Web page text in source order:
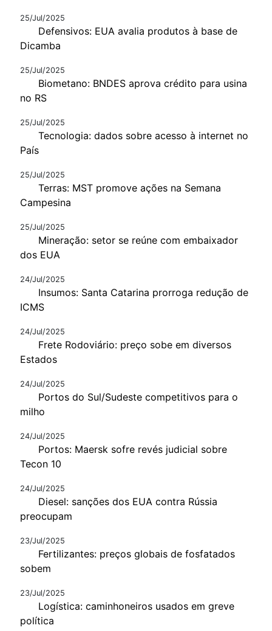
25/Jul/2025
Defensivos: EUA avalia produtos à base de
Dicamba
25/Jul/2025
Biometano: BNDES aprova crédito para usina
no RS
25/Jul/2025
Tecnologia: dados sobre acesso à internet no
País
25/Jul/2025
Terras: MST promove ações na Semana
Campesina
25/Jul/2025
Mineração: setor se reúne com embaixador
dos EUA
24/Jul/2025
Insumos: Santa Catarina prorroga redução de
ICMS
24/Jul/2025
Frete Rodoviário: preço sobe em diversos
Estados
24/Jul/2025
Portos do Sul/Sudeste competitivos para o
milho
24/Jul/2025
Portos: Maersk sofre revés judicial sobre
Tecon 10
24/Jul/2025
Diesel: sanções dos EUA contra Rússia
preocupam
23/Jul/2025
Fertilizantes: preços globais de fosfatados
sobem
23/Jul/2025
Logística: caminhoneiros usados em greve
política